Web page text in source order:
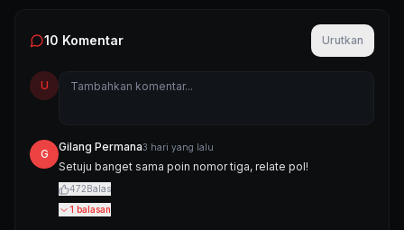
10 Komentar Urutkan
U
G
Gilang Permana3 hari yang lalu
Setuju banget sama poin nomor tiga, relate pol!
472Balas
1 balasan